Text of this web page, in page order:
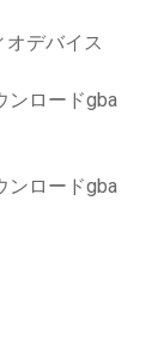
オデバイス
ンロードgba
ンロードgba